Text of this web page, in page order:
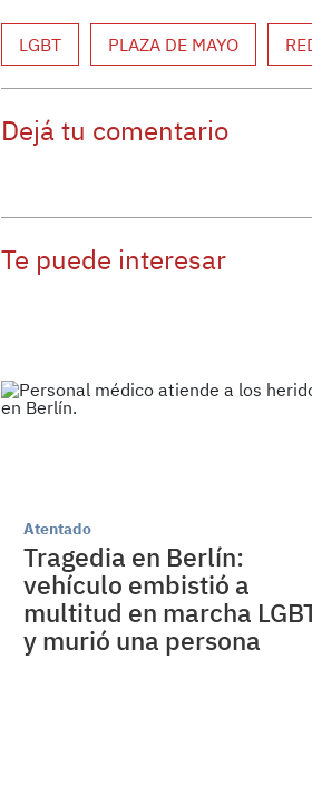
LGBT PLAZA DE MAYO
Dejá tu comentario
Te puede interesar
Atentado
Tragedia en Berlín:
vehículo embistió a
multitud en marcha
y murió una persona